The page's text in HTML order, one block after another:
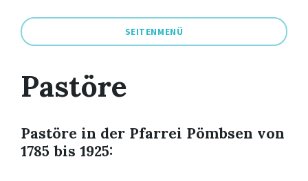
SEITENMENÜ
Pastöre
Pastöre in der Pfarrei Pömbsen von
1785 bis 1925: